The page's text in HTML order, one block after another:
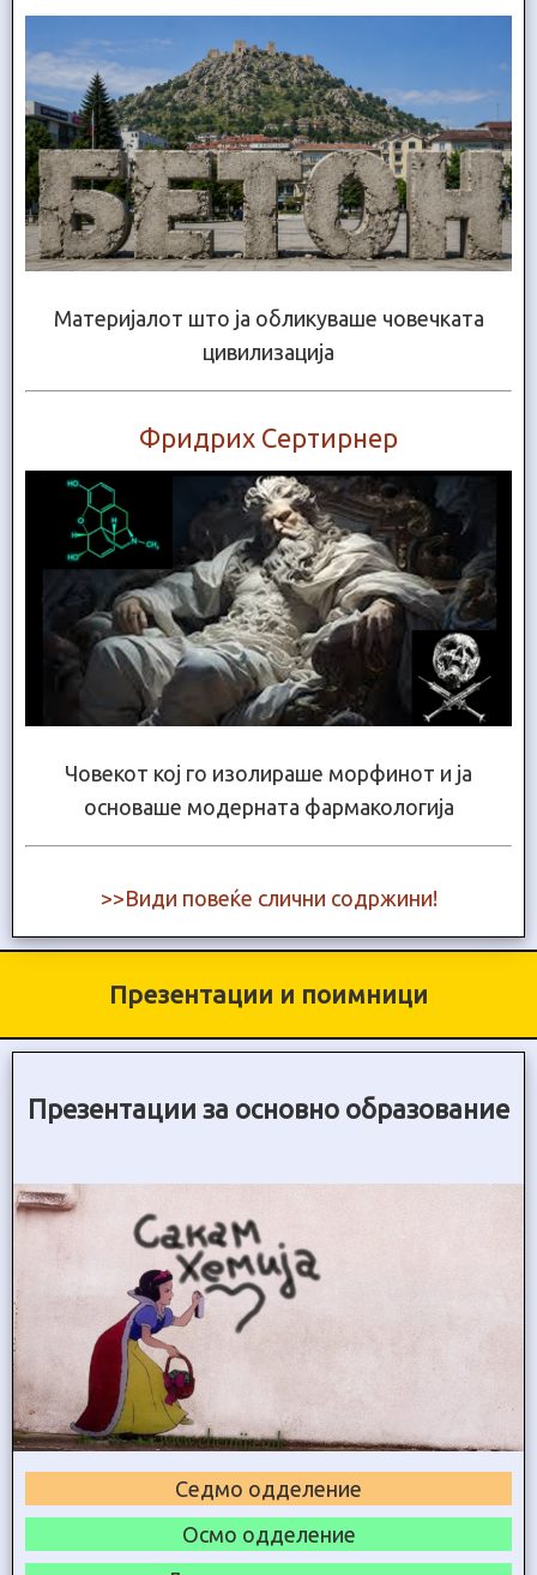
Материјалот што ја обликуваше човечката
цивилизација
Фридрих Сертирнер
Човекот кој го изолираше морфинот и ја
основаше модерната фармакологија
>>Види повеќе слични содржини!
Презентации и поимници
Презентации за основно образование
Седмо одделение
Осмо одделение